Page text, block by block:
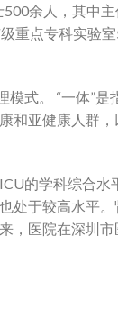
余人，其中
重点专科实验
式。 “一体”
和亚健康人群
的学科综合水
处于较高水平
医院在深圳市